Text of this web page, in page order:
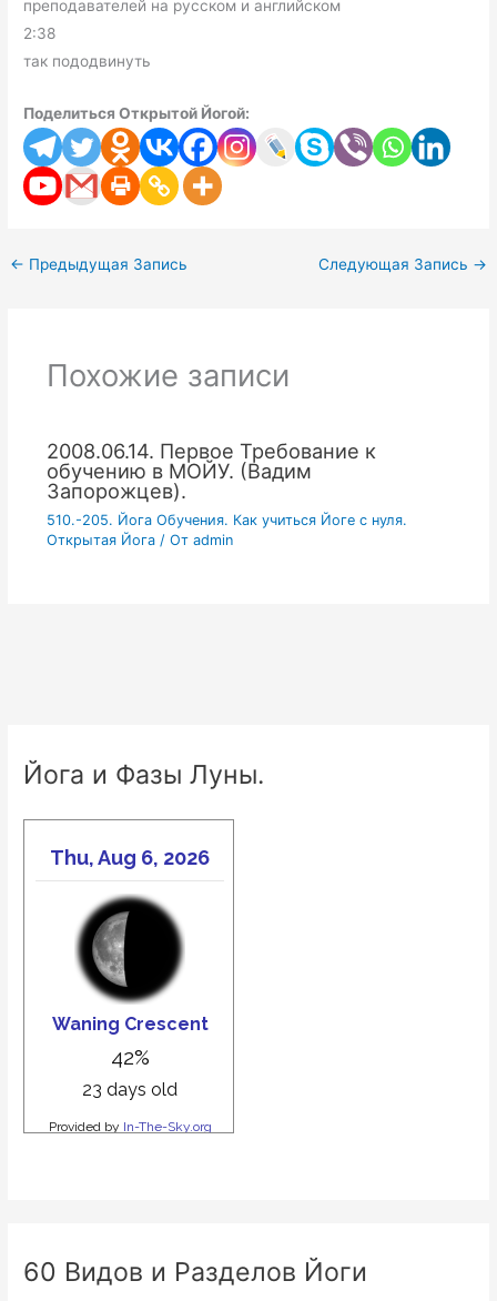
преподавателей на русском и английском
2:38
так пододвинуть
Поделиться Открытой Йогой:
← Предыдущая Запись Следующая Запись →
Похожие записи
2008.06.14. Первое Требование к
обучению в МОЙУ. (Вадим
Запорожцев).
510.-205. Йога Обучения. Как учиться Йоге с нуля.
Открытая Йога/ От admin
Йога и Фазы Луны.
60 Видов и Разделов Йоги